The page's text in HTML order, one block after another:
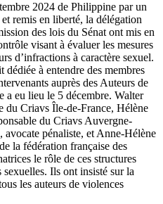
2024 de Philippine par un
remis en liberté, la délégation
des lois du Sénat ont mis en
visant à évaluer les mesures
d’infractions à caractère sexuel.
dédiée à entendre des membres
auprès des Auteurs de
a eu lieu le 5 décembre. Walter
du Criavs Île-de-France, Hélène
du Criavs Auvergne-
pénaliste, et Anne-Hélène
la fédération française des
le rôle de ces structures
Ils ont insisté sur la
les auteurs de violences